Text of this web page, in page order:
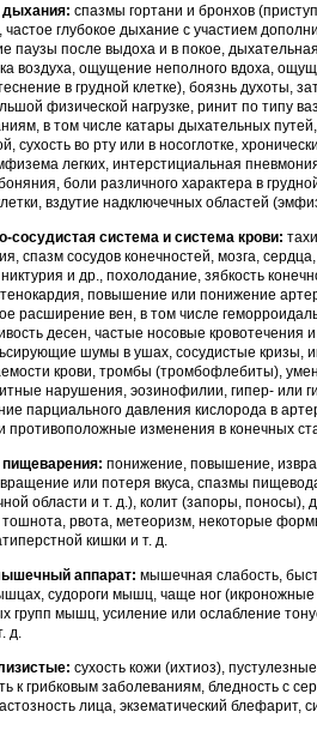
спазмы гортани и бронхов
частое глубокое дыхание с участием
паузы после выдоха и в покое,
воздуха, ощущение неполного вдоха,
в грудной клетке), боязнь духоты,
физической нагрузке, ринит по типу
в том числе катары дыхательных
сухость во рту или в носоглотке,
легких, интерстициаль­ная
боли различного характера в
вздутие надключечных областей
сосудистая система и систе­ма крови:
спазм сосудов конечностей, мозга,
и др., похолодание, зябкость
повышение или понижение
рас­ширение вен, в том числе
десен, частые носовые
шумы в ушах, сосудистые кризы,
крови, тромбы (тромбофлебиты),
нарушения, эозинофилии, гипер- или
парциального давления кислорода в
противоположные изменения в конечных
понижение, повышение,
или потеря вкуса, спазмы
области и т. д.), колит (запоры, поносы),
рвота, метеоризм, некоторые
кишки и т. д.
аппарат: мышечная сла­бость,
судороги мышц, чаще ног
групп мышц, усиление или ослабление
д.
сухость кожи (ихтиоз),
к грибковым заболеваниям, бледность с
лица, экзематический блефарит,